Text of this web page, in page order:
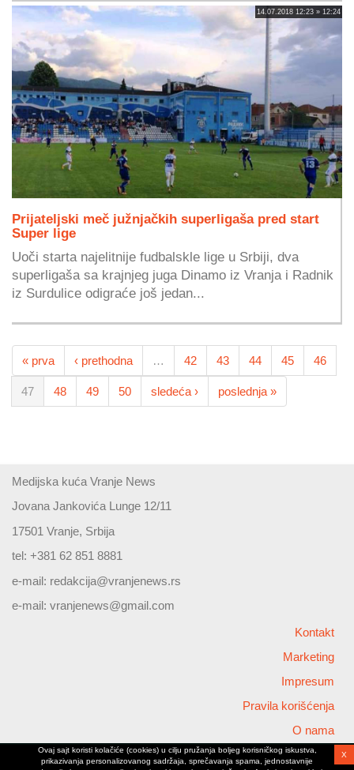
14.07.2018 12:23 » 12:24
Prijateljski meč južnjačkih superligaša pred start
Super lige
Uoči starta najelitnije fudbalskle lige u Srbiji, dva
superligaša sa krajnjeg juga Dinamo iz Vranja i Radnik
iz Surdulice odigraće još jedan...
« prva ‹ prethodna … 42 43 44 45 46
47 48 49 50 sledeća › poslednja »
Medijska kuća Vranje News
Jovana Jankovića Lunge 12/11
17501 Vranje, Srbija
tel: +381 62 851 8881
e-mail: redakcija@vranjenews.rs
e-mail: vranjenews@gmail.com
Kontakt
Marketing
Impresum
Pravila korišćenja
O nama
Copyright © 2026 Vranjenews
Ovaj sajt koristi kolačiće (cookies) u cilju pružanja boljeg korisničkog iskustva,
prikazivanja personalizovanog sadržaja, sprečavanja spama, jednostavnije
X